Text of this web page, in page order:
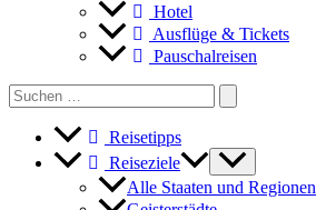
Hotel
Ausflüge & Tickets
Pauschalreisen
Search
for:
Reisetipps
Reiseziele
Alle Staaten und Regionen